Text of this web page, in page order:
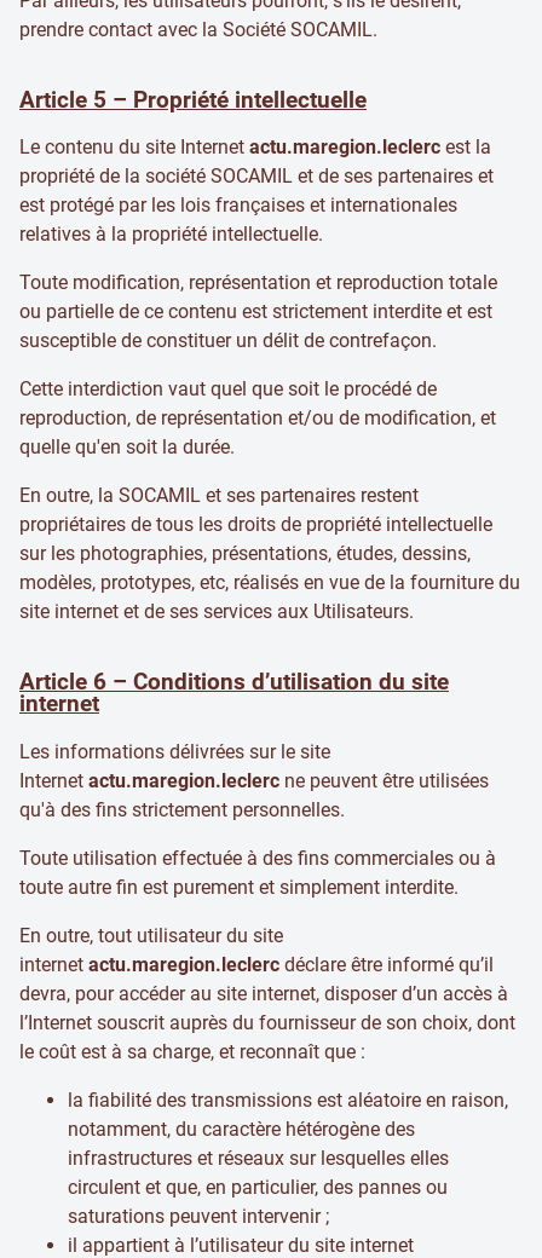
prendre contact avec la Société SOCAMIL.
Article 5 – Propriété intellectuelle
Le contenu du site Internet actu.maregion.leclerc est la
propriété de la société SOCAMIL et de ses partenaires et
est protégé par les lois françaises et internationales
relatives à la propriété intellectuelle.
Toute modification, représentation et reproduction totale
ou partielle de ce contenu est strictement interdite et est
susceptible de constituer un délit de contrefaçon.
Cette interdiction vaut quel que soit le procédé de
reproduction, de représentation et/ou de modification, et
quelle qu'en soit la durée.
En outre, la SOCAMIL et ses partenaires restent
propriétaires de tous les droits de propriété intellectuelle
sur les photographies, présentations, études, dessins,
modèles, prototypes, etc, réalisés en vue de la fourniture du
site internet et de ses services aux Utilisateurs.
Article 6 – Conditions d’utilisation du site
internet
Les informations délivrées sur le site
Internet actu.maregion.leclerc ne peuvent être utilisées
qu'à des fins strictement personnelles.
Toute utilisation effectuée à des fins commerciales ou à
toute autre fin est purement et simplement interdite.
En outre, tout utilisateur du site
internet actu.maregion.leclerc déclare être informé qu’il
devra, pour accéder au site internet, disposer d’un accès à
l’Internet souscrit auprès du fournisseur de son choix, dont
le coût est à sa charge, et reconnaît que :
la fiabilité des transmissions est aléatoire en raison,
notamment, du caractère hétérogène des
infrastructures et réseaux sur lesquelles elles
circulent et que, en particulier, des pannes ou
saturations peuvent intervenir ;
il appartient à l’utilisateur du site internet